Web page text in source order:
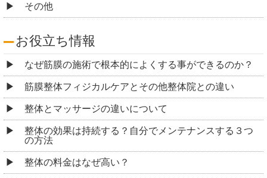
その他
お役立ち情報
なぜ筋膜の施術で根本的によくする事ができるのか？
筋膜整体フィジカルケアとその他整体院との違い
整体とマッサージの違いについて
整体の効果は持続する？自分でメンテナンスする３つ
の方法
整体の料金はなぜ高い？